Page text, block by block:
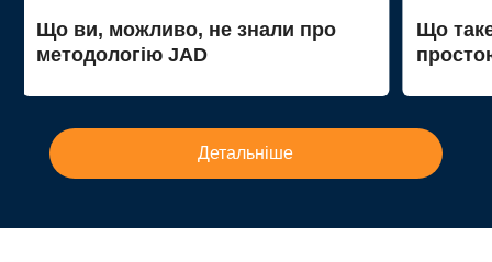
Що ви, можливо, не знали про
методологію JAD
Що
Детальніше